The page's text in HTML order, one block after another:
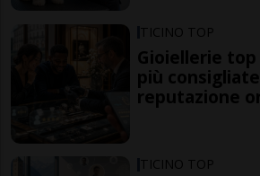
TICINO TOP
Gioiellerie top
più
reputazione
TICINO TOP